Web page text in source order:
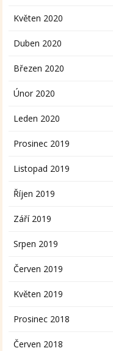
Květen 2020
Duben 2020
Březen 2020
Únor 2020
Leden 2020
Prosinec 2019
Listopad 2019
Říjen 2019
Září 2019
Srpen 2019
Červen 2019
Květen 2019
Prosinec 2018
Červen 2018